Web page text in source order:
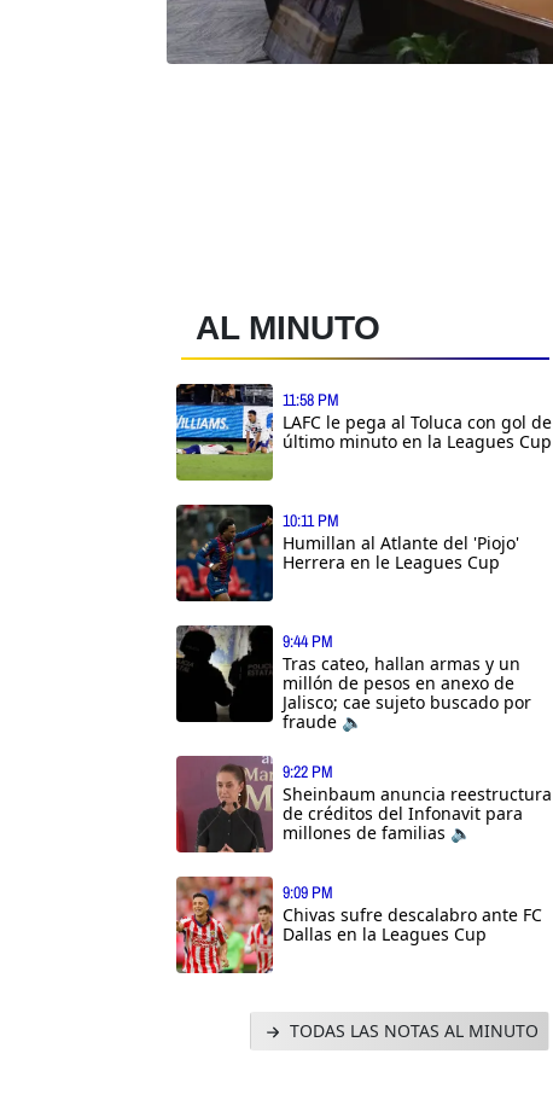
AL MINUTO
11:58 PM
LAFC le pega al Toluca con gol de
último minuto en la Leagues Cup
10:11 PM
Humillan al Atlante del 'Piojo'
Herrera en le Leagues Cup
9:44 PM
Tras cateo, hallan armas y un
millón de pesos en anexo de
Jalisco; cae sujeto buscado por
fraude 🔈
9:22 PM
Sheinbaum anuncia reestructura
de créditos del Infonavit para
millones de familias 🔈
9:09 PM
Chivas sufre descalabro ante FC
Dallas en la Leagues Cup
TODAS LAS NOTAS AL MINUTO